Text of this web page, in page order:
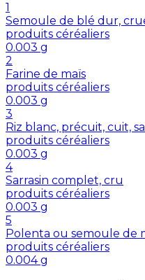
1
Semoule de blé dur,
produits céréaliers
0.003 g
2
Farine de maïs
produits céréaliers
0.003 g
3
Riz blanc, précuit, cuit,
produits céréaliers
0.003 g
4
Sarrasin complet, cru
produits céréaliers
0.003 g
5
Polenta ou semoule de
produits céréaliers
0.004 g